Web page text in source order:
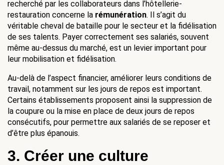
recherché par les collaborateurs dans l’hôtellerie-
restauration concerne la rémunération. Il s’agit du
véritable cheval de bataille pour le secteur et la fidélisation
de ses talents. Payer correctement ses salariés, souvent
même au-dessus du marché, est un levier important pour
leur mobilisation et fidélisation.
Au-delà de l’aspect financier, améliorer leurs conditions de
travail, notamment sur les jours de repos est important.
Certains établissements proposent ainsi la suppression de
la coupure ou la mise en place de deux jours de repos
consécutifs, pour permettre aux salariés de se reposer et
d’être plus épanouis.
3. Créer une culture